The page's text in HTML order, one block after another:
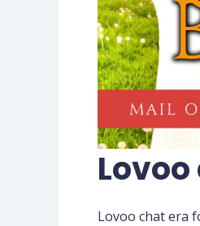
Lovoo chat era